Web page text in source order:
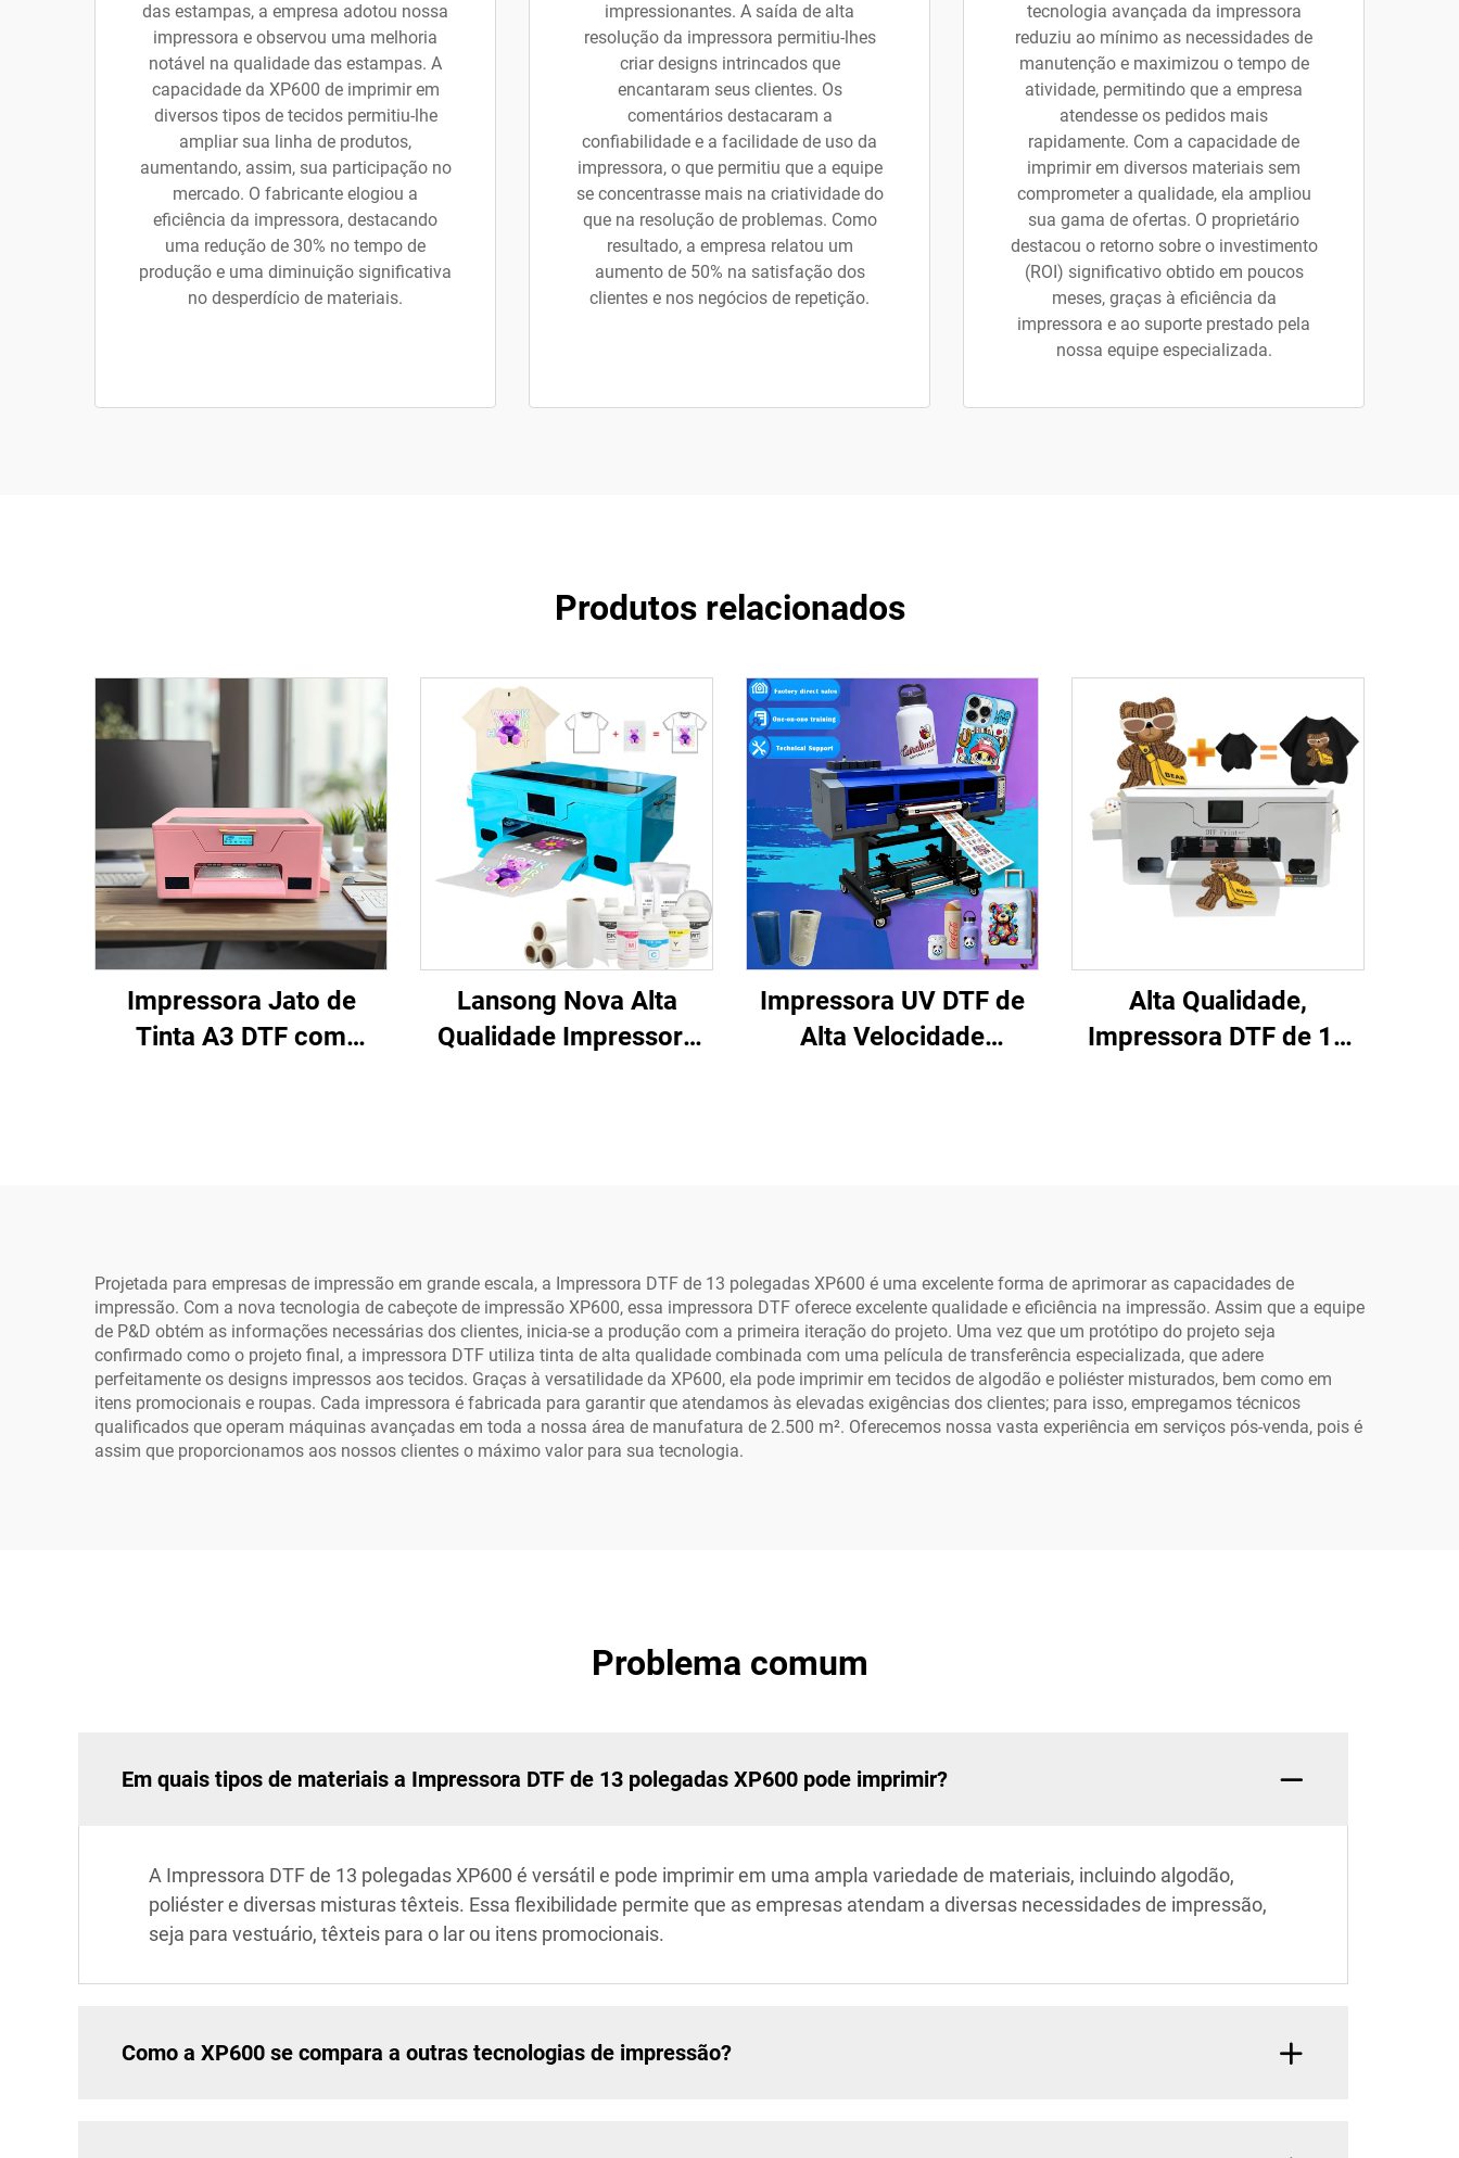
das estampas, a empresa adotou nossa
impressora e observou uma melhoria
notável na qualidade das estampas. A
capacidade da XP600 de imprimir em
diversos tipos de tecidos permitiu-lhe
ampliar sua linha de produtos,
aumentando, assim, sua participação no
mercado. O fabricante elogiou a
eficiência da impressora, destacando
uma redução de 30% no tempo de
produção e uma diminuição significativa
no desperdício de materiais.
impressionantes. A saída de alta
resolução da impressora permitiu-lhes
criar designs intrincados que
encantaram seus clientes. Os
comentários destacaram a
confiabilidade e a facilidade de uso da
impressora, o que permitiu que a equipe
se concentrasse mais na criatividade do
que na resolução de problemas. Como
resultado, a empresa relatou um
aumento de 50% na satisfação dos
clientes e nos negócios de repetição.
tecnologia avançada da impressora
reduziu ao mínimo as necessidades de
manutenção e maximizou o tempo de
atividade, permitindo que a empresa
atendesse os pedidos mais
rapidamente. Com a capacidade de
imprimir em diversos materiais sem
comprometer a qualidade, ela ampliou
sua gama de ofertas. O proprietário
destacou o retorno sobre o investimento
(ROI) significativo obtido em poucos
meses, graças à eficiência da
impressora e ao suporte prestado pela
nossa equipe especializada.
Produtos relacionados
Impressora Jato de
Tinta A3 DTF com
por Transferência
Térmica
Lansong Nova Alta
Qualidade Impressora
Empresas
Impressora UV DTF de
Alta Velocidade
Logotipos e Adesivos
Alta Qualidade,
Impressora DTF de 13
Projetada para empresas de impressão em grande escala, a Impressora DTF de 13 polegadas XP600 é uma excelente forma de aprimorar as capacidades de
impressão. Com a nova tecnologia de cabeçote de impressão XP600, essa impressora DTF oferece excelente qualidade e eficiência na impressão. Assim que a equipe
de P&D obtém as informações necessárias dos clientes, inicia-se a produção com a primeira iteração do projeto. Uma vez que um protótipo do projeto seja
confirmado como o projeto final, a impressora DTF utiliza tinta de alta qualidade combinada com uma película de transferência especializada, que adere
perfeitamente os designs impressos aos tecidos. Graças à versatilidade da XP600, ela pode imprimir em tecidos de algodão e poliéster misturados, bem como em
itens promocionais e roupas. Cada impressora é fabricada para garantir que atendamos às elevadas exigências dos clientes; para isso, empregamos técnicos
qualificados que operam máquinas avançadas em toda a nossa área de manufatura de 2.500 m². Oferecemos nossa vasta experiência em serviços pós-venda, pois é
assim que proporcionamos aos nossos clientes o máximo valor para sua tecnologia.
Problema comum
Em quais tipos de materiais a Impressora DTF de 13 polegadas XP600 pode imprimir?
A Impressora DTF de 13 polegadas XP600 é versátil e pode imprimir em uma ampla variedade de materiais, incluindo algodão,
poliéster e diversas misturas têxteis. Essa flexibilidade permite que as empresas atendam a diversas necessidades de impressão,
seja para vestuário, têxteis para o lar ou itens promocionais.
Como a XP600 se compara a outras tecnologias de impressão?